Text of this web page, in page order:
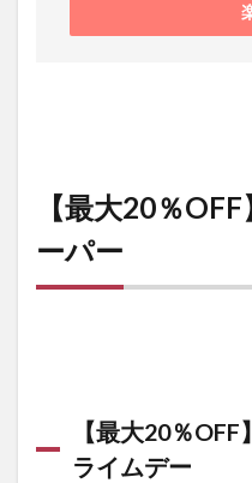
【最大20％
ーパー
【最大20％
ライムデー